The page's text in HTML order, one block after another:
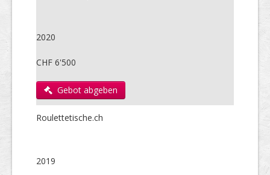
2020
CHF 6'500
Gebot abgeben
Roulettetische.ch
2019